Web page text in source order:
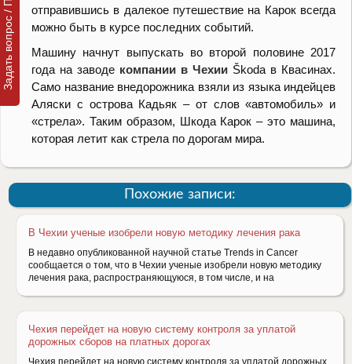
отправившись в далекое путешествие на Карок всегда
можно быть в курсе последних событий.
Машину начнут выпускать во второй половине 2017
года на заводе компании в Чехии Škoda в Квасинах.
Само название внедорожника взяли из языка индейцев
Аляски с острова Кадьяк – от слов «автомобиль» и
«стрела». Таким образом, Шкода Карок – это машина,
которая летит как стрела по дорогам мира.
Похожие записи:
В Чехии ученые изобрели новую методику лечения рака
В недавно опубликованной научной статье Trends in Cancer
сообщается о том, что в Чехии ученые изобрели новую методику
лечения рака, распространяющуюся, в том числе, и на
Чехия перейдет на новую систему контроля за уплатой
дорожных сборов на платных дорогах